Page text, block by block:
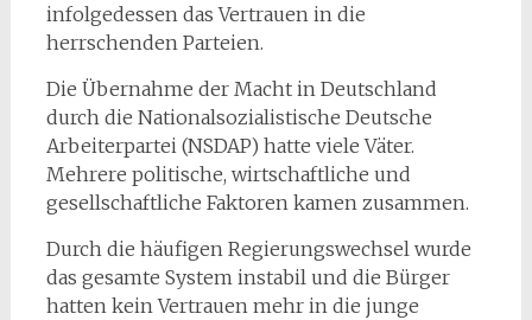
infolgedessen das Vertrauen in die
herrschenden Parteien.
Die Übernahme der Macht in Deutschland
durch die Nationalsozialistische Deutsche
Arbeiterpartei (NSDAP) hatte viele Väter.
Mehrere politische, wirtschaftliche und
gesellschaftliche Faktoren kamen zusammen.
Durch die häufigen Regierungswechsel wurde
das gesamte System instabil und die Bürger
hatten kein Vertrauen mehr in die junge